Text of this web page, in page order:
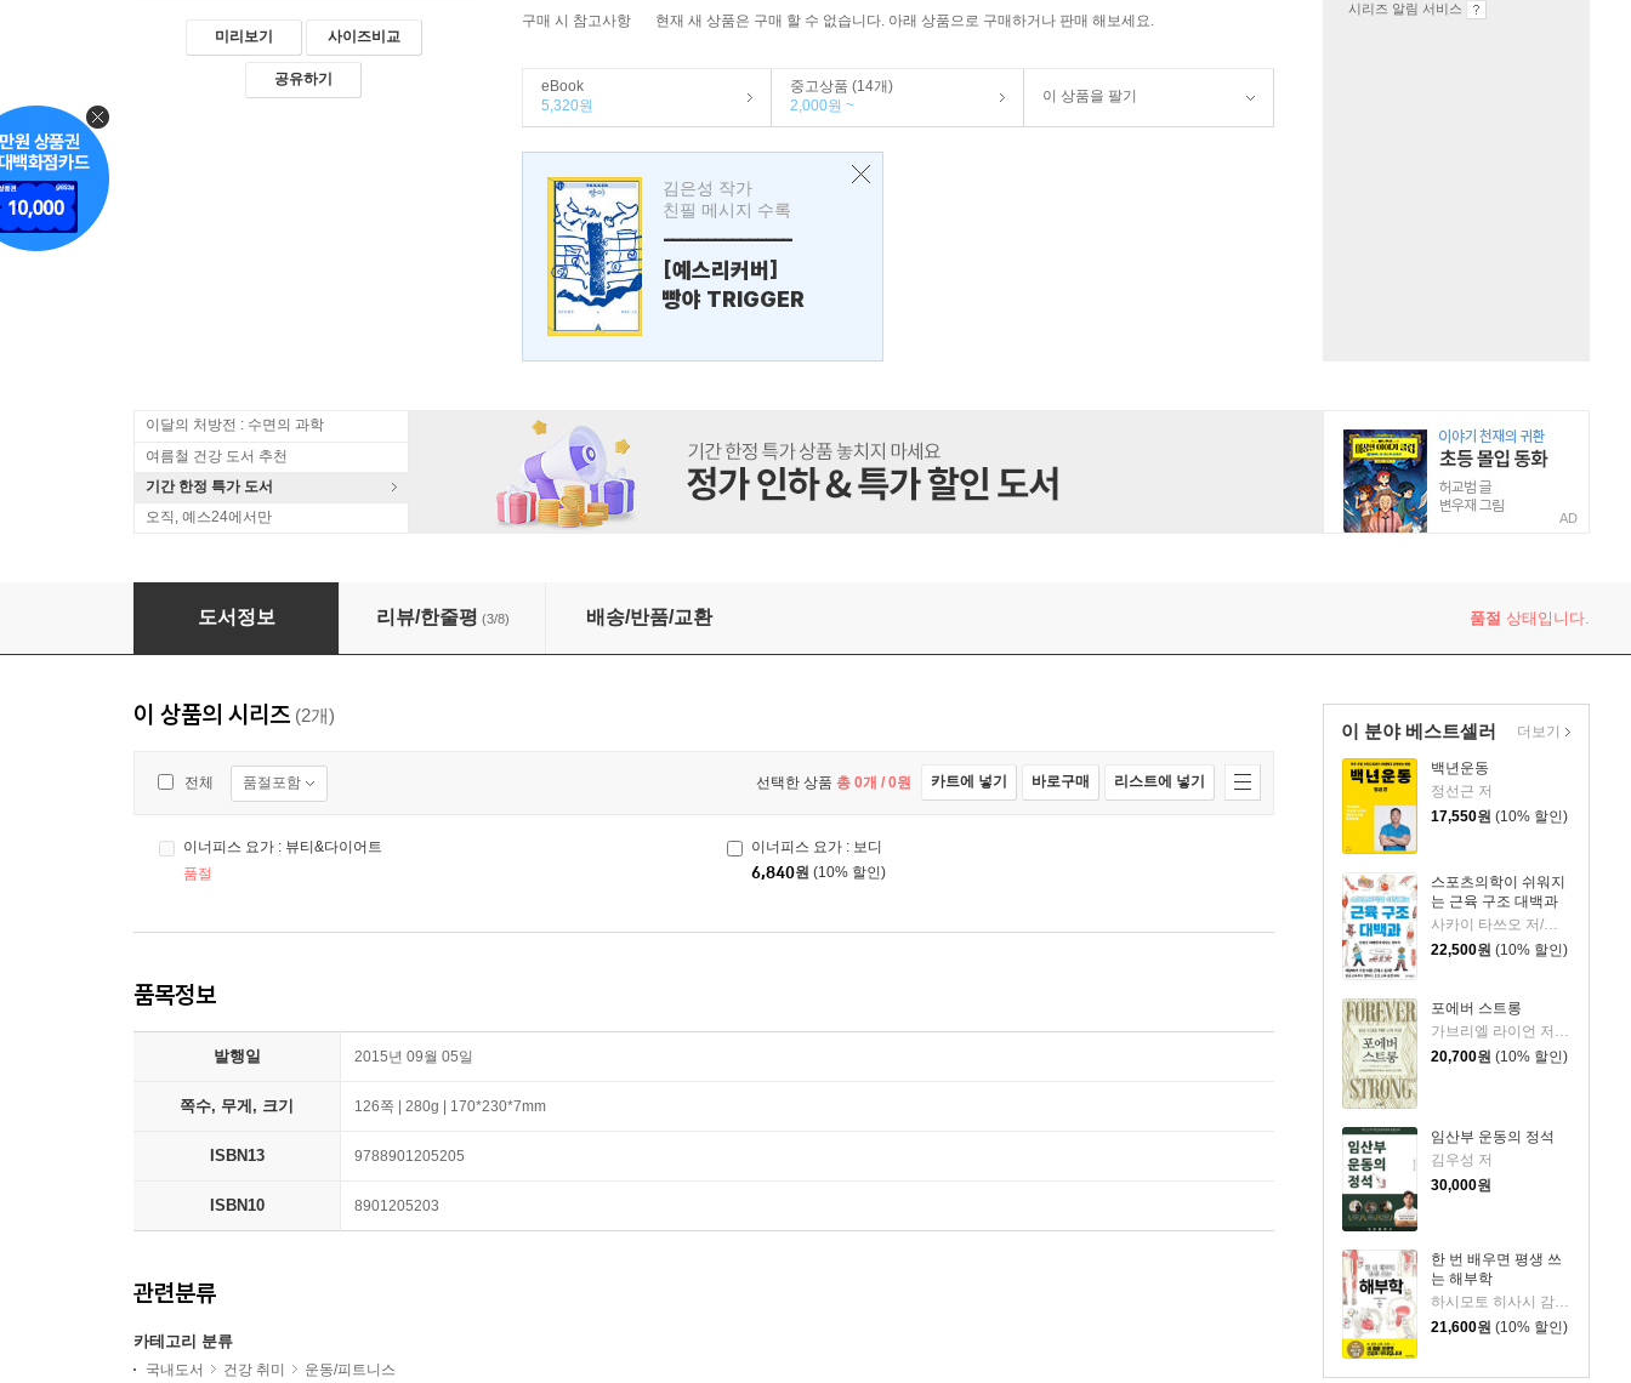
미리보기 사이즈비교
공유하기
구매 시 참고사항 현재 새 상품은 구매 할 수 없습니다. 아래 상품으로 구매하거나 판매 해보세요.
eBook
5,320원
중고상품 (14개)
2,000원 ~
이 상품을 팔기
김은성 작가
친필 메시지 수록
---------------
[예스리커버]
빵야 TRIGGER
시리즈 알림 서비스
이달의 처방전 : 수면의 과학
여름철 건강 도서 추천
기간 한정 특가 도서
오직, 예스24에서만
AD
이너피스 요가 : 뷰티&다이어트
도서정보 리뷰/한줄평 (3/8) 배송/반품/교환 품절 상태입니다.
이 분야 베스트셀러
백년운동
정선근 저
17,550원 (10% 할인)
스포츠의학이 쉬워지
는 근육 구조 대백과
22,500원 (10% 할인)
포에버 스트롱
20,700원 (10% 할인)
임산부 운동의 정석
김우성 저
30,000원
한 번 배우면 평생 쓰
는 해부학
하시모토 히사시 감수/허영은 역
21,600원 (10% 할인)
더보기
이 상품의 시리즈 (2개)
전체 품절포함 선택한 상품 총 0개 / 0원 카트에 넣기 바로구매 리스트에 넣기
이너피스 요가 : 뷰티&다이어트
품절
이너피스 요가 : 보디
6,840원 (10% 할인)
품목정보
발행일 2015년 09월 05일
쪽수, 무게, 크기 126쪽 | 280g | 170*230*7mm
ISBN13 9788901205205
ISBN10 8901205203
관련분류
카테고리 분류
국내도서 건강 취미 운동/피트니스